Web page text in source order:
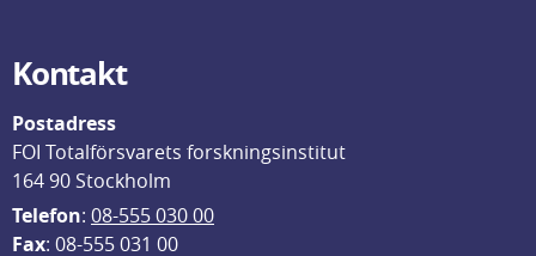
Kontakt
Postadress
FOI Totalförsvarets forskningsinstitut
164 90 Stockholm
Telefon: 08-555 030 00
Fax: 08-555 031 00